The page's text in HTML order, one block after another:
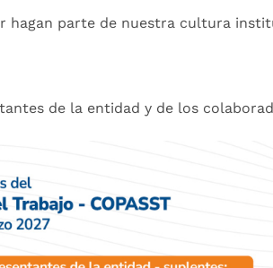
hagan parte de nuestra cultura
de la entidad y de los